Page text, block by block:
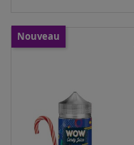
Nouveau